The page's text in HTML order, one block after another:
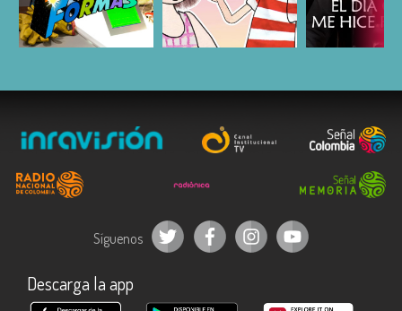
ESCUCHAR ESCUCHAR
Síguenos
Descarga la app